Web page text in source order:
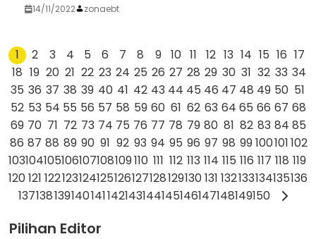
14/11/2022 zonaebt
1 2 3 4 5 6 7 8 9 10 11 12 13 14 15 16 17
18 19 20 21 22 23 24 25 26 27 28 29 30 31 32 33 34
35 36 37 38 39 40 41 42 43 44 45 46 47 48 49 50 51
52 53 54 55 56 57 58 59 60 61 62 63 64 65 66 67 68
69 70 71 72 73 74 75 76 77 78 79 80 81 82 83 84 85
86 87 88 89 90 91 92 93 94 95 96 97 98 99100101102
103104105106107108109110 111 112 113 114 115 116 117 118 119
120121 122123124125126127128129130131 132133134135136
137138139140141142143144145146147148149150
Pilihan Editor